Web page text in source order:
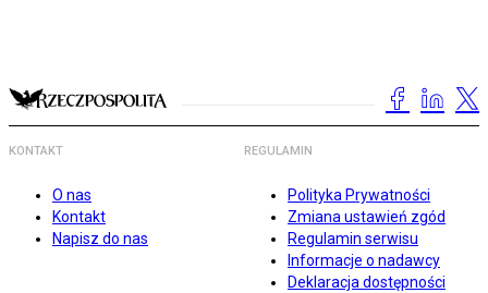
KONTAKT
O nas
Kontakt
Napisz do nas
REGULAMIN
Polityka Prywatności
Zmiana ustawień zgód
Regulamin serwisu
Informacje o nadawcy
Deklaracja dostępności